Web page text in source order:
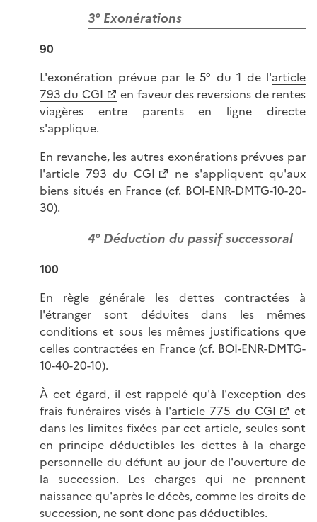
3° Exonérations
90
L'exonération prévue par le 5° du 1 de l'article
793 du CGI
en faveur des reversions de rentes
viagères entre parents en ligne directe
s'applique.
En revanche, les autres exonérations prévues par
l'article 793 du CGI
ne s'appliquent qu'aux
biens situés en France (cf. BOI-ENR-DMTG-10-20-
30).
4° Déduction du passif successoral
100
En règle générale les dettes contractées à
l'étranger sont déduites dans les mêmes
conditions et sous les mêmes justifications que
celles contractées en France (cf. BOI-ENR-DMTG-
10-40-20-10).
À cet égard, il est rappelé qu'à l'exception des
frais funéraires visés à l'article 775 du CGI
et
dans les limites fixées par cet article, seules sont
en principe déductibles les dettes à la charge
personnelle du défunt au jour de l'ouverture de
la succession. Les charges qui ne prennent
naissance qu'après le décès, comme les droits de
succession, ne sont donc pas déductibles.